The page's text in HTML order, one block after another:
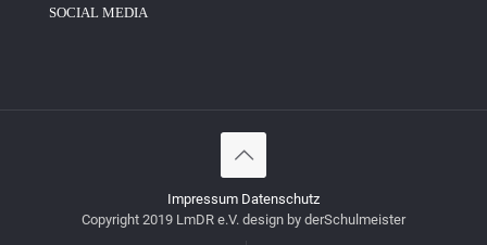
SOCIAL MEDIA
Impressum Datenschutz
Copyright 2019 LmDR e.V. design by derSchulmeister